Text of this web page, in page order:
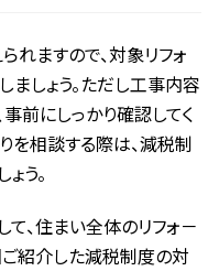
ますので、対象リフォ
しょう。ただし工事内容
前にしっかり確認してく
を相談する際は、減税制
う。
、住まい全体のリフォ－
紹介した減税制度の対